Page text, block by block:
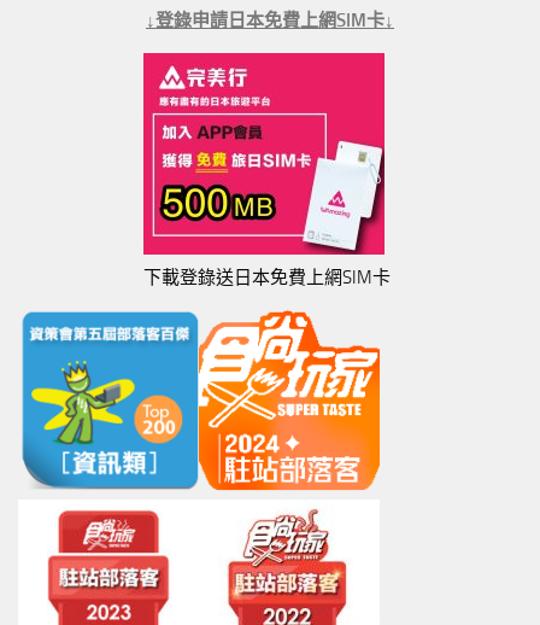
↓登錄申請日本免費上網SIM卡↓
下載登錄送日本免費上網SIM卡